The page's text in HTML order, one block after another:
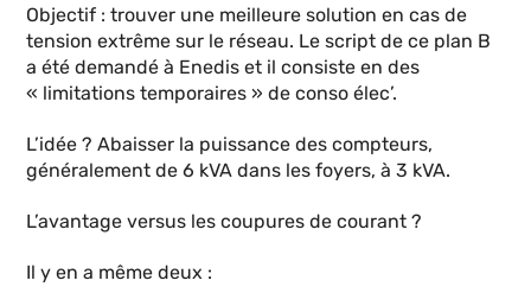
Objectif : trouver une meilleure solution en cas de
tension extrême sur le réseau. Le script de ce plan B
a été demandé à Enedis et il consiste en des
« limitations temporaires » de conso élec’.
L’idée ? Abaisser la puissance des compteurs,
généralement de 6 kVA dans les foyers, à 3 kVA.
L’avantage versus les coupures de courant ?
Il y en a même deux :